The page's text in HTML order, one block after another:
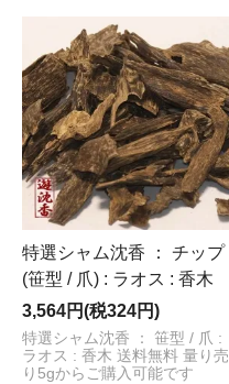
特選シャム沈香 ： チップ
(笹型 / 爪) : ラオス : 香木
3,564円(税324円)
特選シャム沈香 ： 笹型 / 爪 :
ラオス : 香木 送料無料 量り売
り5gからご購入可能です